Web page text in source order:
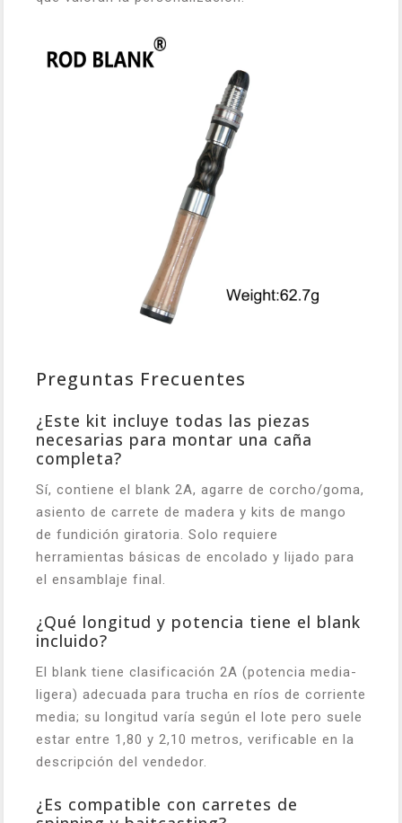
Preguntas Frecuentes
¿Este kit incluye todas las piezas
necesarias para montar una caña
completa?
Sí, contiene el blank 2A, agarre de corcho/goma,
asiento de carrete de madera y kits de mango
de fundición giratoria. Solo requiere
herramientas básicas de encolado y lijado para
el ensamblaje final.
¿Qué longitud y potencia tiene el blank
incluido?
El blank tiene clasificación 2A (potencia media-
ligera) adecuada para trucha en ríos de corriente
media; su longitud varía según el lote pero suele
estar entre 1,80 y 2,10 metros, verificable en la
descripción del vendedor.
¿Es compatible con carretes de